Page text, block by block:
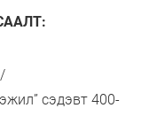
сэдэвт 400-